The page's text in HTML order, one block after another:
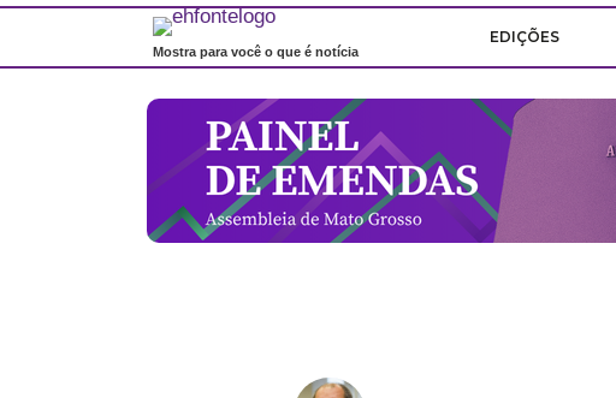
Mostra para você o que é notícia
EDIÇÕES